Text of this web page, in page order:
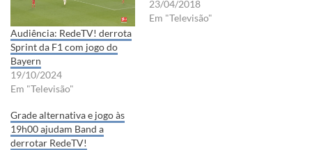
Audiência: RedeTV! derrota
Sprint da F1 com jogo do
Bayern
19/10/2024
Em "Televisão"
23/04/2018
Em "Televisão"
Grade alternativa e jogo às
19h00 ajudam Band a
derrotar RedeTV!